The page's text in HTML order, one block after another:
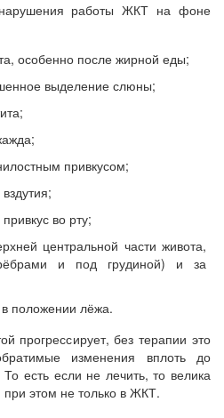
работы ЖКТ на фоне
особенно после жирной еды;
выделение слюны;
привкусом;
во рту;
центральной части живота,
и под грудиной) и за
положении лёжа.
прогрессирует, без терапии это
изменения вплоть до
То есть если не лечить, то велика
при этом не только в ЖКТ.